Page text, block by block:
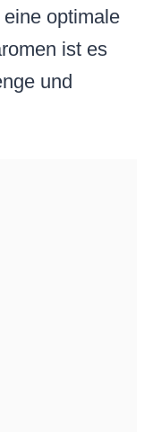
optimale
ist es
und